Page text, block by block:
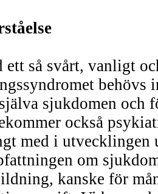
ett så svårt, vanligt
behövs
sjukdomen och
också
med i utvecklingen
om
kanske för